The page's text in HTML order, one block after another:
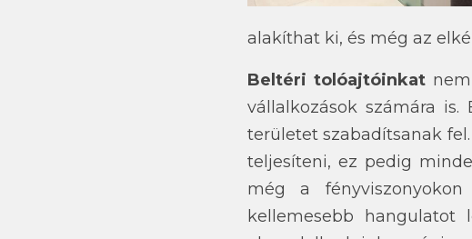
alakíthat ki, és még az
Beltéri tolóajtóinkatnem
vállalkozások számára
területet szabadítsanak
teljesíteni, ez pedig
még a
kellemesebb hangulatot